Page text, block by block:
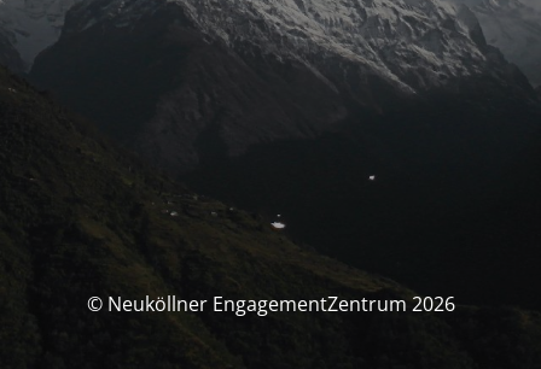
© Neuköllner EngagementZentrum 2026